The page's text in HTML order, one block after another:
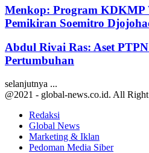
Menkop: Program KDKMP
Pemikiran Soemitro
Abdul Rivai Ras: Aset
Pertumbuhan
selanjutnya ...
@2021 - global-news.co.id. All Right
Redaksi
Global News
Marketing & Iklan
Pedoman Media Siber